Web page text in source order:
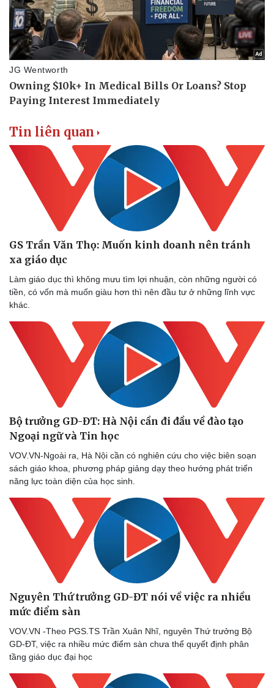
Doanh nghiệp
Doanh nghiệp 24h
Doanh nhân
Công nghệ
Tin Công nghệ
Trải nghiệm
Tin liên quan
GS Trần Văn Thọ: Muốn kinh doanh nên tránh
xa giáo dục
Làm giáo dục thì không mưu tìm lợi nhuận, còn những người có
tiền, có vốn mà muốn giàu hơn thì nên đầu tư ở những lĩnh vực
khác.
Bộ trưởng GD-ĐT: Hà Nội cần đi đầu về đào tạo
Ngoại ngữ và Tin học
VOV.VN-Ngoài ra, Hà Nội cần có nghiên cứu cho việc biên soạn
sách giáo khoa, phương pháp giảng dạy theo hướng phát triển
năng lực toàn diện của học sinh.
Nguyên Thứ trưởng GD-ĐT nói về việc ra nhiều
mức điểm sàn
VOV.VN -Theo PGS.TS Trần Xuân Nhĩ, nguyên Thứ trưởng Bộ
GD-ĐT, việc ra nhiều mức điểm sàn chưa thể quyết định phân
tầng giáo dục đại học